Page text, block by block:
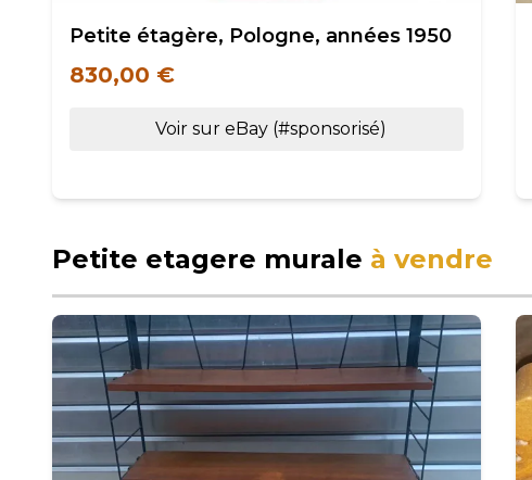
Petite étagère, Pologne, années 1950
830,00 €
Voir sur eBay (#sponsorisé)
Petite etagere murale à vendre